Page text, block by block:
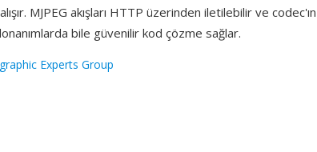
MJPEG akışları HTTP üzerinden iletilebilir ve
bile güvenilir kod çözme sağlar.
Experts Group